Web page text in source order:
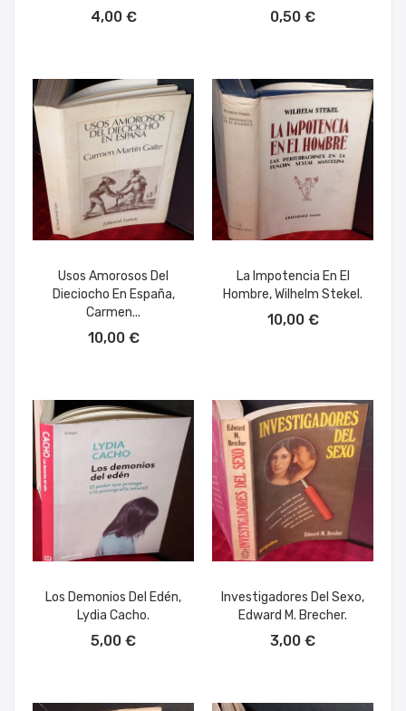
4,00 € 0,50 €
Usos Amorosos Del
Dieciocho En España,
Carmen...
10,00 €
La Impotencia En El
Hombre, Wilhelm Stekel.
10,00 €
Los Demonios Del Edén,
Lydia Cacho.
5,00 €
Investigadores Del Sexo,
Edward M. Brecher.
3,00 €